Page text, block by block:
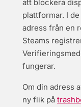
att blockera
plattformar. I
adress från en
Steams
fungerar.
Om din adress
ny flik på